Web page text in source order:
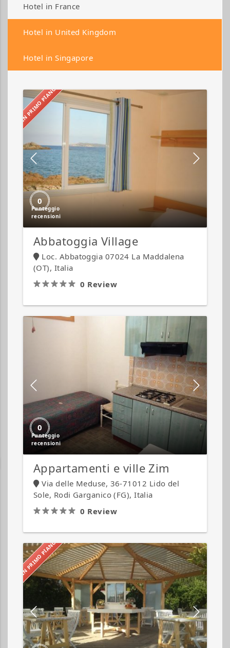
Hotel in France
Hotel in United Kingdom
Hotel in Singapore
IN PRIMO PIANO
0
Abbatoggia
Village
Abbatoggia Village
Loc. Abbatoggia 07024 La Maddalena
(OT), Italia
0 Review
0
Appartamenti
Appartamenti e ville Zim
Via delle Meduse, 36-71012 Lido del
Sole, Rodi Garganico (FG), Italia
0 Review
IN PRIMO PIANO
Agricampeggio
Fontanelle